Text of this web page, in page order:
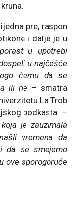
pre, raspon
i dalje je u
u upotrebi
u najčešće
čemu da se
ili ne – smatra
La Trob
podkasta. –
je zauzimala
vremena da
da se smejemo
ove sporogoruće